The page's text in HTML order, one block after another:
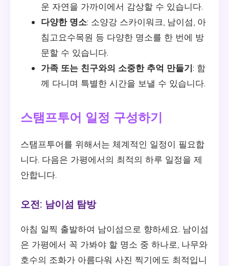
운 자연을 가까이에서 감상할 수 있습니다.
다양한 명소: 소양강 스카이워크, 남이섬, 아
침고요수목원 등 다양한 명소를 한 번에 방
문할 수 있습니다.
가족 또는 친구와의 소중한 추억 만들기: 함
께 다니며 특별한 시간을 보낼 수 있습니다.
스탬프투어 일정 구성하기
스탬프투어를 위해서는 체계적인 일정이 필요합
니다. 다음은 가평에서의 최적의 하루 일정을 제
안합니다.
오전: 남이섬 탐방
아침 일찍 출발하여 남이섬으로 향하세요. 남이섬
은 가평에서 꼭 가봐야 할 명소 중 하나로, 나무와
호수의 조화가 아름다워 사진 찍기에도 최적입니